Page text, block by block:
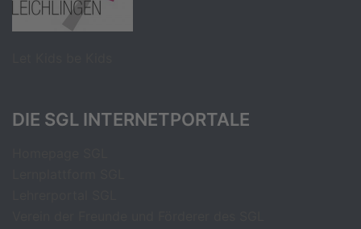
DIE SGL INTERNETPORTALE